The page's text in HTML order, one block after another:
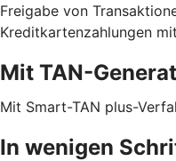
Freigabe von
Kreditkartenzahlungen
Mit TAN-
Mit Smart-TAN plus-
In wenigen